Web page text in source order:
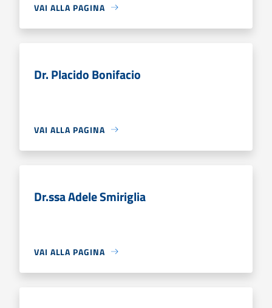
VAI ALLA PAGINA
Dr. Placido Bonifacio
VAI ALLA PAGINA
Dr.ssa Adele Smiriglia
VAI ALLA PAGINA